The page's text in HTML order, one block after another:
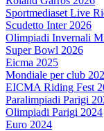
Sportmediaset Live
Scudetto Inter 2026
Olimpiadi Invernali
Super Bowl 2026
Eicma 2025
Mondiale per club
EICMA Riding Fest
Paralimpiadi Parigi
Olimpiadi Parigi 2024
Euro 2024